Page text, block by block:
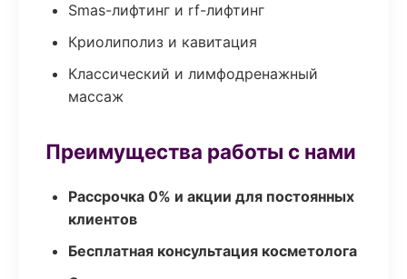
Smas-лифтинг и rf-лифтинг
Криолиполиз и кавитация
Классический и лимфодренажный
массаж
Преимущества работы с нами
Рассрочка 0% и акции для постоянных
клиентов
Бесплатная консультация косметолога